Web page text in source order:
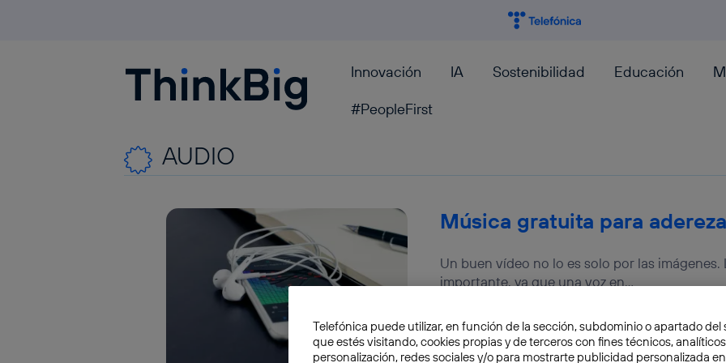
Blogthinkbig.com Innovación IA Sostenibilidad Educación
#PeopleFirst
AUDIO
Música gratuita para
Un buen vídeo no lo es solo por las
importante, ya que una voz en...
Telefónica puede utilizar, en función de la sección, subdominio o apartado del
que estés visitando, cookies propias y de terceros con fines técnicos,
personalización, redes sociales y/o para mostrarte publicidad personalizada